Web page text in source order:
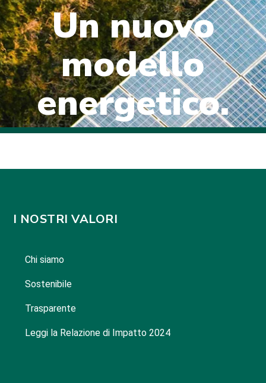
Un nuovo
modello
energetico.
I NOSTRI VALORI
Chi siamo
Sostenibile
Trasparente
Leggi la Relazione di Impatto 2024